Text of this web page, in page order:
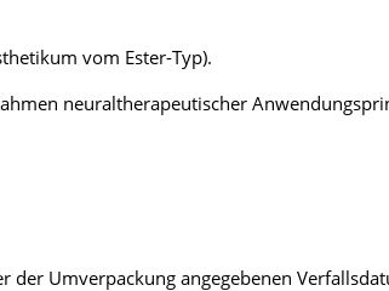
vom Ester-Typ).
neuraltherapeutischer
Umverpackung angegebenen